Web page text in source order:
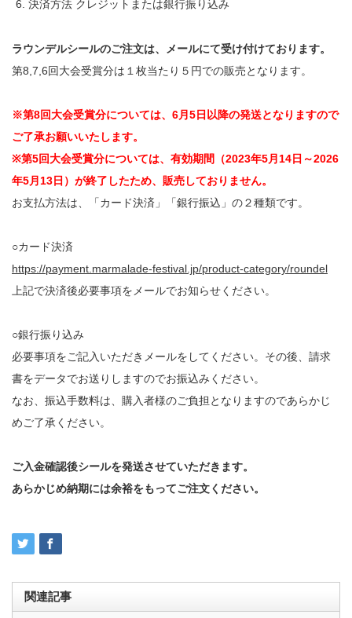
決済方法 クレジットまたは銀行振り込み
ラウンデルシールのご注文は、メールにて受け付けております。
第8,7,6回大会受賞分は１枚当たり５円での販売となります。
※第8回大会受賞分については、6月5日以降の発送となりますので
ご了承お願いいたします。
※第5回大会受賞分については、有効期間（2023年5月14日～2026
年5月13日）が終了したため、販売しておりません。
お支払方法は、「カード決済」「銀行振込」の２種類です。
○カード決済
https://payment.marmalade-festival.jp/product-category/roundel
上記で決済後必要事項をメールでお知らせください。
○銀行振り込み
必要事項をご記入いただきメールをしてください。その後、請求
書をデータでお送りしますのでお振込みください。
なお、振込手数料は、購入者様のご負担となりますのであらかじ
めご了承ください。
ご入金確認後シールを発送させていただきます。
あらかじめ納期には余裕をもってご注文ください。
関連記事